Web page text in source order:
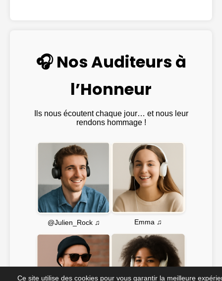
🎧 Nos Auditeurs à
l’Honneur
Ils nous écoutent chaque jour… et nous leur
rendons hommage !
@Julien_Rock ♫ Emma ♫
Ce site utilise des cookies pour vous garantir la meilleure